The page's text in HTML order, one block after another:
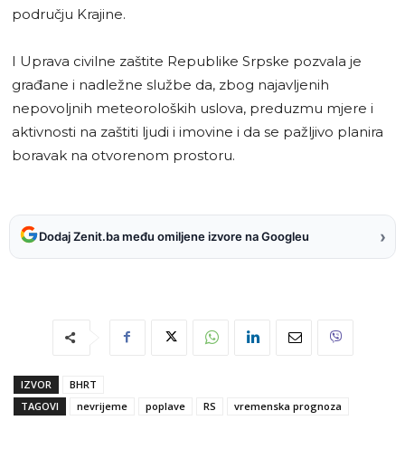
području Krajine.
I Uprava civilne zaštite Republike Srpske pozvala je
građane i nadležne službe da, zbog najavljenih
nepovoljnih meteoroloških uslova, preduzmu mjere i
aktivnosti na zaštiti ljudi i imovine i da se pažljivo planira
boravak na otvorenom prostoru.
Dodaj Zenit.ba među omiljene izvore na Googleu ›
IZVOR
BHRT
TAGOVI
nevrijeme poplave RS vremenska prognoza